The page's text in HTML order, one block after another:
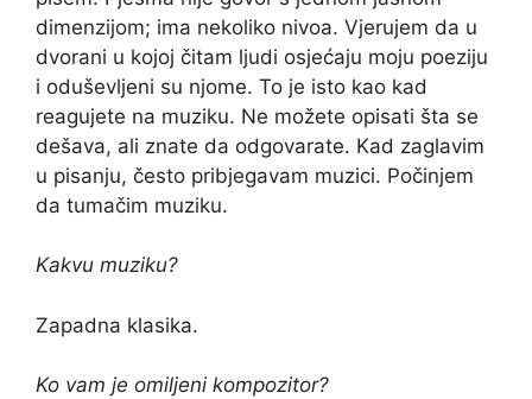
dimenzijom; ima nekoliko nivoa. Vjerujem da u
dvorani u kojoj čitam ljudi osjećaju moju poeziju
i oduševljeni su njome. To je isto kao kad
reagujete na muziku. Ne možete opisati šta se
dešava, ali znate da odgovarate. Kad zaglavim
u pisanju, često pribjegavam muzici. Počinjem
da tumačim muziku.
Kakvu muziku?
Zapadna klasika.
Ko vam je omiljeni kompozitor?